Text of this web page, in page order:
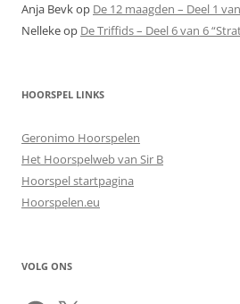
Anja Bevkop De 12 maagden – Deel 1
Nellekeop De Triffids – Deel 6 van 6
HOORSPEL LINKS
Geronimo Hoorspelen
Het Hoorspelweb van Sir B
Hoorspel startpagina
Hoorspelen.eu
VOLG ONS